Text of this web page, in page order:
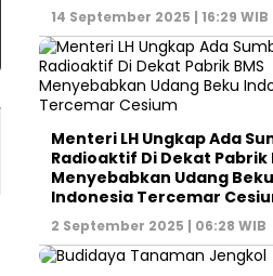
14 September 2025 | 16:29 WIB
Menteri LH Ungkap Ada
Radioaktif Di Dekat Pabrik
Menyebabkan Udang Beku
Indonesia Tercemar
2 September 2025 | 06:28 WIB